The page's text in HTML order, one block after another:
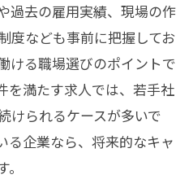
過去の雇用実績、現場の作
度なども事前に把握してお
ける職場選びのポイントで
を満たす求人では、若手社
けられるケースが多いで
る企業なら、将来的なキャ